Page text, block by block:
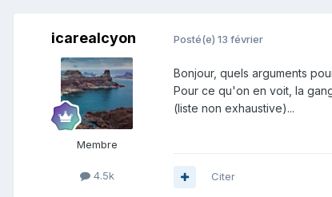
icarealcyon
Membre
4.5k
Posté(e) 13 février
Bonjour, quels arguments
Pour ce qu'on en voit, la
(liste non exhaustive)...
Citer